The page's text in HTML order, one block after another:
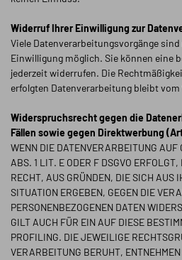
Widerruf Ihrer Einwilligung zur
Viele Datenverarbeitungsvorgänge
Einwilligung möglich. Sie können eine
jederzeit widerrufen. Die
erfolgten Datenverarbeitung bleibt
Widerspruchsrecht gegen die
Fällen sowie gegen Direktwerbung
WENN DIE DATENVERARBEITUNG AUF
ABS. 1 LIT. E ODER F DSGVO
RECHT, AUS GRÜNDEN, DIE SICH AUS
SITUATION ERGEBEN, GEGEN DIE
PERSONENBEZOGENEN DATEN
GILT AUCH FÜR EIN AUF DIESE
PROFILING. DIE JEWEILIGE
VERARBEITUNG BERUHT,